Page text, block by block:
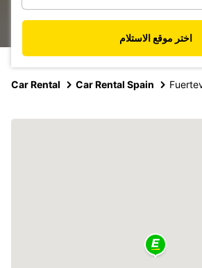
اختر موقع الاستلام
Car Rental Car Rental Spain